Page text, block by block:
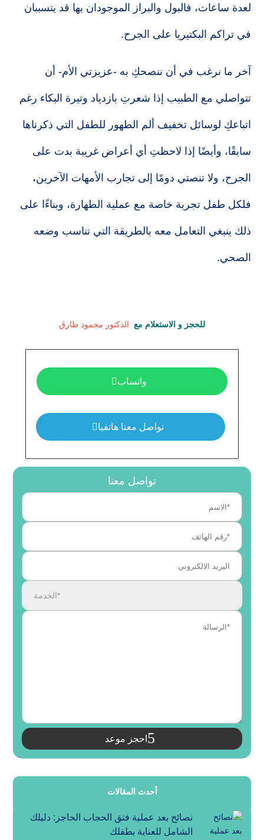
تواصل معنا
احجز موعد
أحدث المقالات
نصائح بعد عملية فتق الحجاب الحاجز: دليلك
الشامل للعناية بطفلك
لعدة ساعات، فالبول والبراز الموجودان بها قد يتسببان
في تراكم البكتيريا على الجرح.
آخر ما نرغب في أن ننصحكِ به -عزيزتي الأم- أن
تتواصلي مع الطبيب إذا شعرتِ بازدياد وتيرة البكاء رغم
اتباعكِ لوسائل تخفيف ألم الطهور للطفل التي ذكرناها
سابقًا، وأيضًا إذا لاحظتِ أي أعراض غريبة بدت على
الجرح، ولا تنصتي دومًا إلى تجارب الأمهات الآخرين،
فلكل طفل تجربة خاصة مع عملية الطهارة، وبناءًا على
ذلك ينبغي التعامل معه بالطريقة التي تناسب وضعه
الصحي.
للحجز و الاستعلام مع الدكتور محمود طارق
واتساب
تواصل معنا هاتفيا